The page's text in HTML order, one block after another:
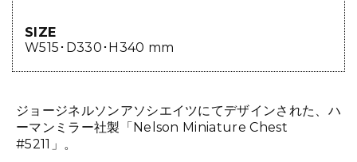
SIZE
W515･D330･H340 mm
ジョージネルソンアソシエイツにてデザインされた、ハ
ーマンミラー社製「Nelson Miniature Chest
#5211」。